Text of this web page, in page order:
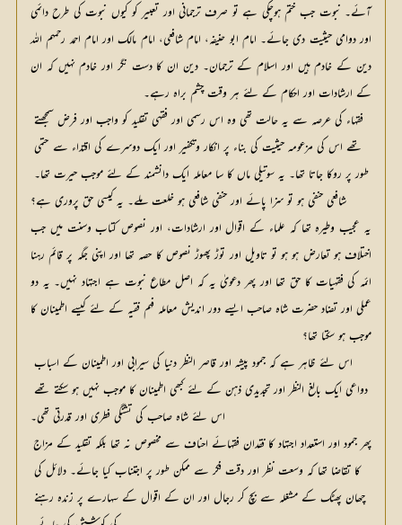
آئے۔ نبوت جب ختم ہوچکی ہے تو صرف ترجمانی اور تعبیر کو کیوں نبوت کی طرح دائمی
اور دوامی حیثیت دی جائے۔ امام ابو حنیفہ، امام شافعی، امام مالک اور امام احمد رحمہم اللہ
دین کے خادم ہیں اور اسلام کے ترجمان۔ دین ان کا دست نگر اور خادم نہیں کہ ان
کے ارشادات اور احکام کے لئے ہر وقت چشم براہ رہے۔
شافعی حنفی ہو تو سزا پائے اور حنفی شافعی ہو خلعت ملے۔ یہ کیسی حق پروری ہے؟
یہ عجیب وطیرہ تھا کہ علماء کے اقوال اور ارشادات، اور نصوص کتاب وسنت میں جب
اختلاف ہو تعارض ہو ہو تو تاویل اور توڑ پھوڑ نصوص کا حصہ تھا اور اپنی جگہ پر قائم رہنا
ائمہ کی فقہیات کا حق تھا اور پھر دعویٰ یہ کہ اصل مطاع نبوت ہے اجتہاد نہیں۔ یہ دو
عملی اور تضاد حضرت شاہ صاحب ایسے دور اندیش معاملہ فہم فقیہ کے لئے کیسے اطمینان کا
موجب ہو سکتا تھا؟
اس لئے شاہ صاحب کی تشنگی فطری اور قدرتی تھی۔